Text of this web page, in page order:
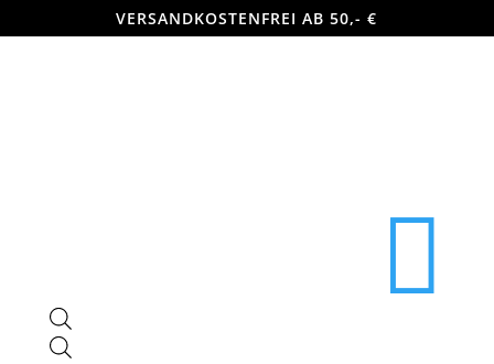
VERSANDKOSTENFREI AB 50,- €
